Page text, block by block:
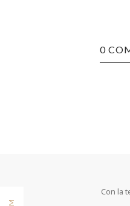
0
Con la